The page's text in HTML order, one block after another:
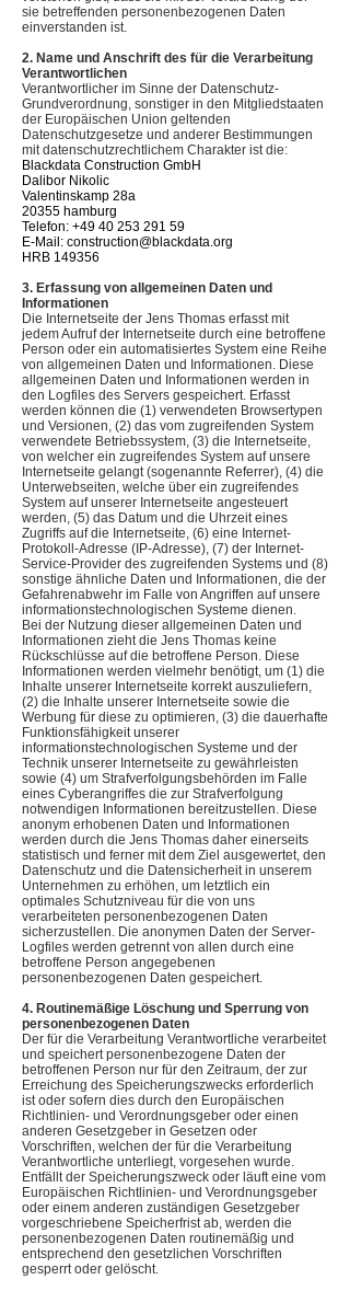
sie betreffenden personenbezogenen Daten
einverstanden ist.
2. Name und Anschrift des für die Verarbeitung
Verantwortlichen
Verantwortlicher im Sinne der Datenschutz-
Grundverordnung, sonstiger in den Mitgliedstaaten
der Europäischen Union geltenden
Datenschutzgesetze und anderer Bestimmungen
mit datenschutzrechtlichem Charakter ist die:
Blackdata Construction GmbH
Dalibor Nikolic
Valentinskamp 28a
20355 hamburg
Telefon: +49 40 253 291 59
E-Mail: construction@blackdata.org
HRB 149356
3. Erfassung von allgemeinen Daten und
Informationen
Die Internetseite der Jens Thomas erfasst mit
jedem Aufruf der Internetseite durch eine betroffene
Person oder ein automatisiertes System eine Reihe
von allgemeinen Daten und Informationen. Diese
allgemeinen Daten und Informationen werden in
den Logfiles des Servers gespeichert. Erfasst
werden können die (1) verwendeten Browsertypen
und Versionen, (2) das vom zugreifenden System
verwendete Betriebssystem, (3) die Internetseite,
von welcher ein zugreifendes System auf unsere
Internetseite gelangt (sogenannte Referrer), (4) die
Unterwebseiten, welche über ein zugreifendes
System auf unserer Internetseite angesteuert
werden, (5) das Datum und die Uhrzeit eines
Zugriffs auf die Internetseite, (6) eine Internet-
Protokoll-Adresse (IP-Adresse), (7) der Internet-
Service-Provider des zugreifenden Systems und (8)
sonstige ähnliche Daten und Informationen, die der
Gefahrenabwehr im Falle von Angriffen auf unsere
informationstechnologischen Systeme dienen.
Bei der Nutzung dieser allgemeinen Daten und
Informationen zieht die Jens Thomas keine
Rückschlüsse auf die betroffene Person. Diese
Informationen werden vielmehr benötigt, um (1) die
Inhalte unserer Internetseite korrekt auszuliefern,
(2) die Inhalte unserer Internetseite sowie die
Werbung für diese zu optimieren, (3) die dauerhafte
Funktionsfähigkeit unserer
informationstechnologischen Systeme und der
Technik unserer Internetseite zu gewährleisten
sowie (4) um Strafverfolgungsbehörden im Falle
eines Cyberangriffes die zur Strafverfolgung
notwendigen Informationen bereitzustellen. Diese
anonym erhobenen Daten und Informationen
werden durch die Jens Thomas daher einerseits
statistisch und ferner mit dem Ziel ausgewertet, den
Datenschutz und die Datensicherheit in unserem
Unternehmen zu erhöhen, um letztlich ein
optimales Schutzniveau für die von uns
verarbeiteten personenbezogenen Daten
sicherzustellen. Die anonymen Daten der Server-
Logfiles werden getrennt von allen durch eine
betroffene Person angegebenen
personenbezogenen Daten gespeichert.
4. Routinemäßige Löschung und Sperrung von
personenbezogenen Daten
Der für die Verarbeitung Verantwortliche verarbeitet
und speichert personenbezogene Daten der
betroffenen Person nur für den Zeitraum, der zur
Erreichung des Speicherungszwecks erforderlich
ist oder sofern dies durch den Europäischen
Richtlinien- und Verordnungsgeber oder einen
anderen Gesetzgeber in Gesetzen oder
Vorschriften, welchen der für die Verarbeitung
Verantwortliche unterliegt, vorgesehen wurde.
Entfällt der Speicherungszweck oder läuft eine vom
Europäischen Richtlinien- und Verordnungsgeber
oder einem anderen zuständigen Gesetzgeber
vorgeschriebene Speicherfrist ab, werden die
personenbezogenen Daten routinemäßig und
entsprechend den gesetzlichen Vorschriften
gesperrt oder gelöscht.